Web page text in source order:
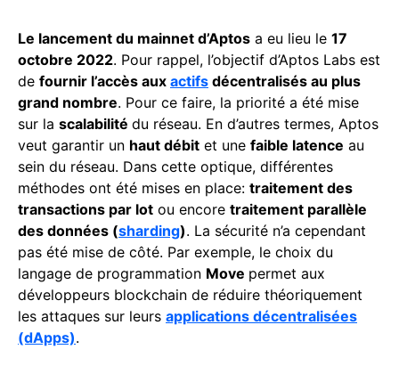
Le lancement du mainnet d’Aptos a eu lieu le 17
octobre 2022. Pour rappel, l’objectif d’Aptos Labs est
de fournir l’accès aux actifs décentralisés au plus
grand nombre. Pour ce faire, la priorité a été mise
sur la scalabilité du réseau. En d’autres termes, Aptos
veut garantir un haut débit et une faible latence au
sein du réseau. Dans cette optique, différentes
méthodes ont été mises en place: traitement des
transactions par lot ou encore traitement parallèle
des données (sharding). La sécurité n’a cependant
pas été mise de côté. Par exemple, le choix du
langage de programmation Move permet aux
développeurs blockchain de réduire théoriquement
les attaques sur leurs applications décentralisées
(dApps).